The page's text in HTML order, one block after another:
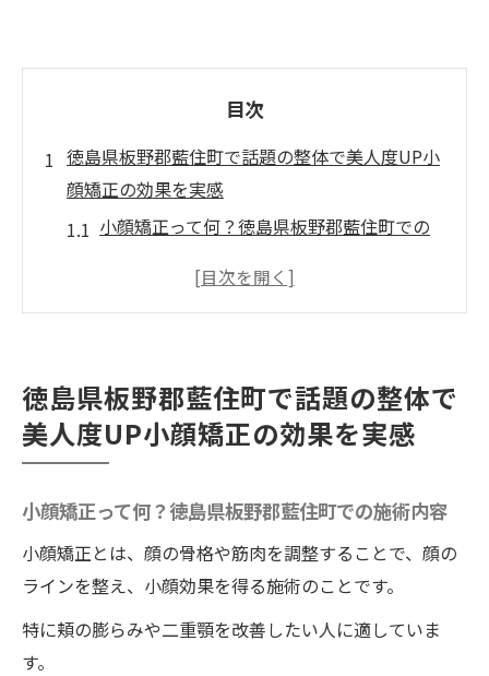
目次
徳島県板野郡藍住町で話題の整体で美人度UP小
顔矯正の効果を実感
小顔矯正って何？徳島県板野郡藍住町での
整体で得られる小顔効果とは？専門家が語
ドボディの整体で美人度UP
小顔矯正の重要性：徳島県板野郡藍住町の
整体院ワイルドボディの視点
なぜ徳島県板野郡藍住町のワイルドボディ
の整体が選ばれるのか？
整体を受ける前に知っておきたいこと：徳
ス
徳島県板野郡藍住町で話題の整体で
美人度UP小顔矯正の効果を実感
小顔矯正って何？徳島県板野郡藍住町での施術内容
小顔矯正とは、顔の骨格や筋肉を調整することで、顔の
ラインを整え、小顔効果を得る施術のことです。
特に頬の膨らみや二重顎を改善したい人に適していま
す。